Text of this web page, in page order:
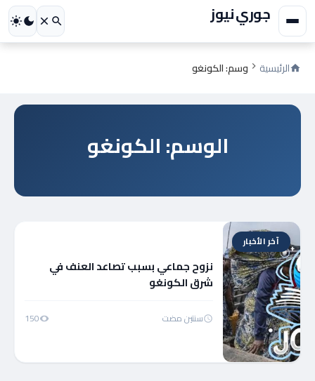
جوري نيوز
الرئيسية وسم: الكونغو
الوسم: الكونغو
آخر الأخبار
نزوح جماعي بسبب تصاعد العنف في
شرق الكونغو
سنتين مضت 150